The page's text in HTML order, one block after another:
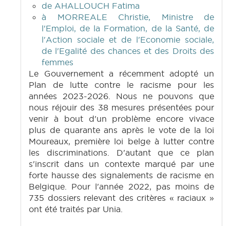
de AHALLOUCH Fatima
à MORREALE Christie, Ministre de
l'Emploi, de la Formation, de la Santé, de
l'Action sociale et de l'Economie sociale,
de l'Egalité des chances et des Droits des
femmes
Le Gouvernement a récemment adopté un
Plan de lutte contre le racisme pour les
années 2023-2026. Nous ne pouvons que
nous réjouir des 38 mesures présentées pour
venir à bout d'un problème encore vivace
plus de quarante ans après le vote de la loi
Moureaux, première loi belge à lutter contre
les discriminations. D'autant que ce plan
s'inscrit dans un contexte marqué par une
forte hausse des signalements de racisme en
Belgique. Pour l'année 2022, pas moins de
735 dossiers relevant des critères « raciaux »
ont été traités par Unia.